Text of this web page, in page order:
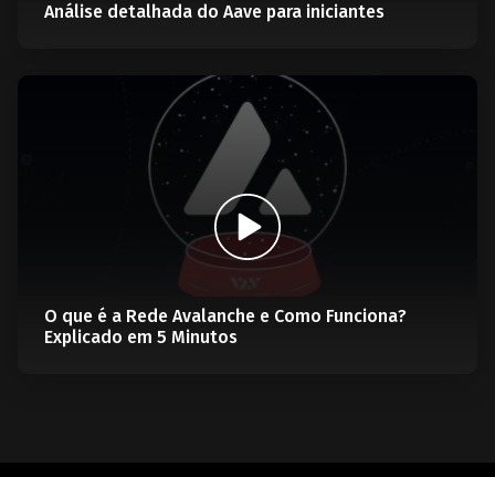
Análise detalhada do Aave para iniciantes
O que é a Rede Avalanche e Como Funciona?
Explicado em 5 Minutos